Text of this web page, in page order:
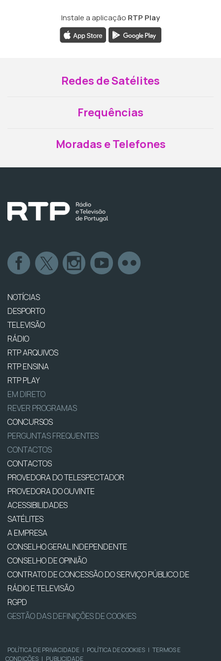
Instale a aplicação RTP Play
Redes de Satélites
Frequências
Moradas e Telefones
NOTÍCIAS
DESPORTO
TELEVISÃO
RÁDIO
RTP ARQUIVOS
RTP ENSINA
RTP PLAY
EM DIRETO
REVER PROGRAMAS
CONCURSOS
PERGUNTAS FREQUENTES
CONTACTOS
CONTACTOS
PROVEDORA DO TELESPECTADOR
PROVEDORA DO OUVINTE
ACESSIBILIDADES
SATÉLITES
A EMPRESA
CONSELHO GERAL INDEPENDENTE
CONSELHO DE OPINIÃO
CONTRATO DE CONCESSÃO DO SERVIÇO PÚBLICO DE
RÁDIO E TELEVISÃO
RGPD
GESTÃO DAS DEFINIÇÕES DE COOKIES
POLÍTICA DE PRIVACIDADE | POLÍTICA DE COOKIES | TERMOS E
CONDIÇÕES | PUBLICIDADE